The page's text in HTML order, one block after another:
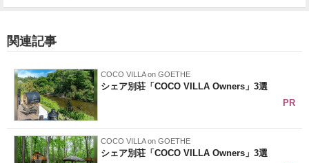
関連記事
COCO VILLA on GOETHE
シェア別荘「COCO VILLA Owners」3選
PR
COCO VILLA on GOETHE
シェア別荘「COCO VILLA Owners」3選